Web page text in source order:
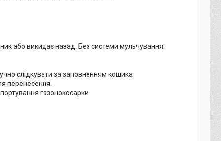
або викидає назад. Без системи мульчування.
слідкувати за заповненням кошика.
перенесення.
газонокосарки.